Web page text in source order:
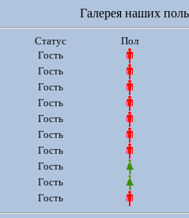
Галерея наших
Статус
Пол
Гость
Гость
Гость
Гость
Гость
Гость
Гость
Гость
Гость
Гость